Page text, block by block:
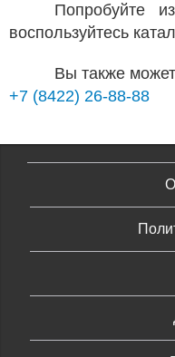
Попробуйте
воспользуйтесь
Вы также
+7 (8422) 26-88-88